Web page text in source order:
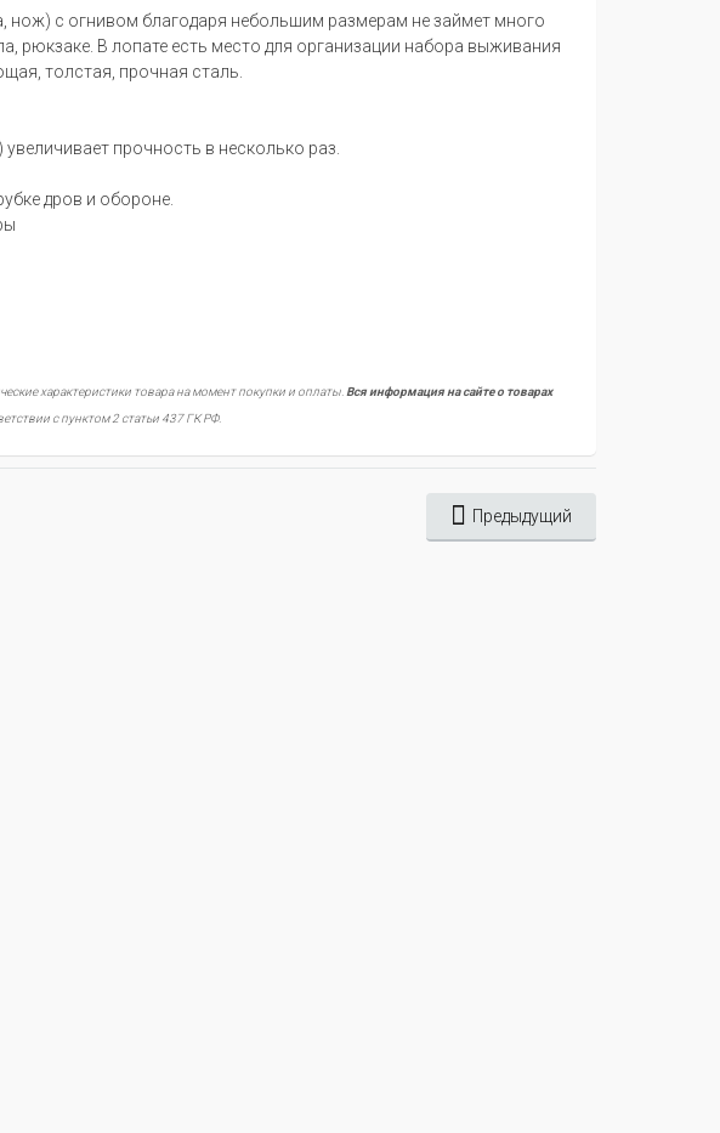
нож) с огнивом благодаря небольшим размерам не займет много
рюкзаке. В лопате есть место для организации набора выживания
толстая, прочная сталь.
прочность в несколько раз.
дров и обороне.
характеристики товара на момент покупки и оплаты. Вся информация на сайте о товарах
с пунктом 2 статьи 437 ГК РФ.
Предыдущий